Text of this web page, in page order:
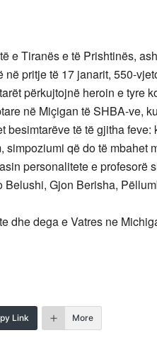
e Tiranës e të Prishtinës,
pritje të 17 janarit, 550-
përkujtojnë heroin e tyre
në Miçigan të SHBA-ve,
të të gjitha feve:
që do të mbahet
personalitete e profesorë
Gjon Berisha,
dhe dega e Vatres ne
Link More